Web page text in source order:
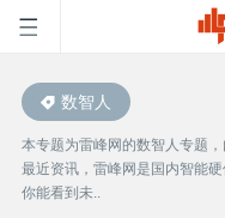
首
页
数智人
本专题为雷峰网的数智人专题
最近资讯，雷峰网是国内智能
你能看到未..